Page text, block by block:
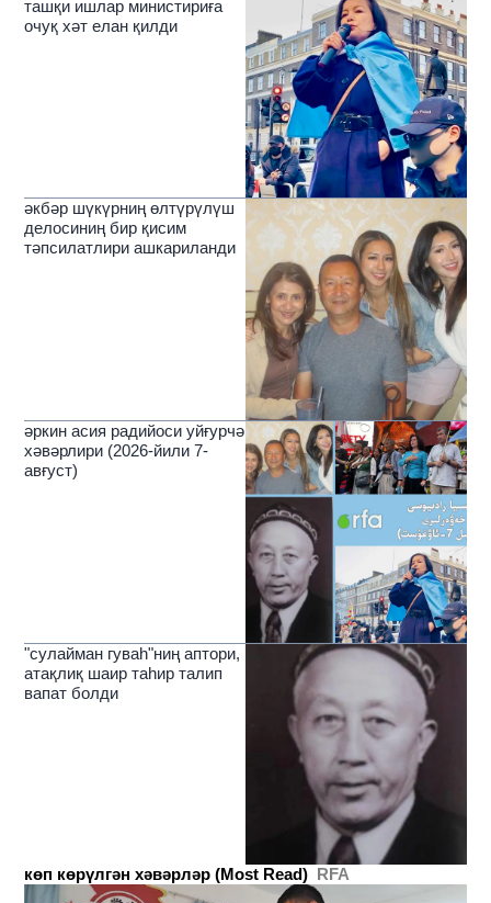
ташқи ишлар министириға
очуқ хәт елан қилди
әкбәр шүкүрниң өлтүрүлүш
делосиниң бир қисим
тәпсилатлири ашкариланди
әркин асия радийоси уйғурчә
хәвәрлири (2026-йили 7-
авғуст)
"сулайман гуваһ"ниң аптори,
атақлиқ шаир таһир талип
вапат болди
көп көрүлгән хәвәрләр (Most Read) RFA